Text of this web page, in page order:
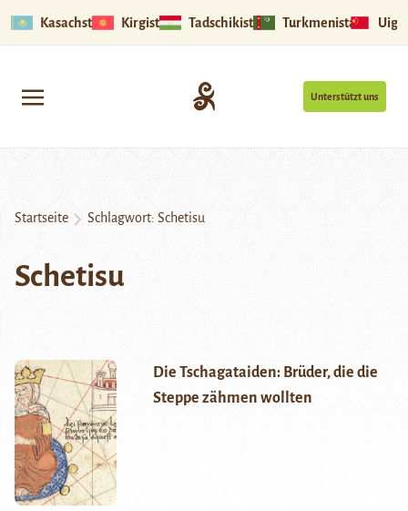
Kasachstan Kirgistan Tadschikistan Turkmenistan
Unterstützt uns
Startseite Schlagwort: Schetisu
Schetisu
Die Tschagataiden: Brüder, die die
Steppe zähmen wollten